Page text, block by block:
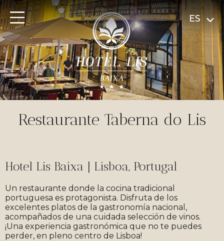
ES
Restaurante Taberna do Lis
Hotel Lis Baixa | Lisboa, Portugal
Un restaurante donde la cocina tradicional
portuguesa es protagonista. Disfruta de los
excelentes platos de la gastronomía nacional,
acompañados de una cuidada selección de vinos.
¡Una experiencia gastronómica que no te puedes
perder, en pleno centro de Lisboa!